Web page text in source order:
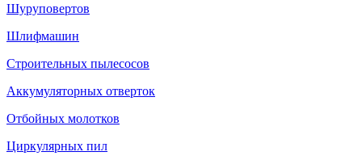
Шуруповертов
Шлифмашин
Строительных пылесосов
Аккумуляторных отверток
Отбойных молотков
Циркулярных пил